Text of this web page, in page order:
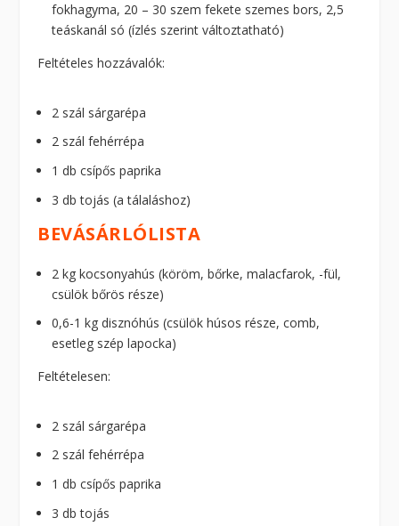
fokhagyma, 20 – 30 szem fekete szemes bors, 2,5
teáskanál só (ízlés szerint változtatható)
Feltételes hozzávalók:
2 szál sárgarépa
2 szál fehérrépa
1 db csípős paprika
3 db tojás (a tálaláshoz)
BEVÁSÁRLÓLISTA
2 kg kocsonyahús (köröm, bőrke, malacfarok, -fül,
csülök bőrös része)
0,6-1 kg disznóhús (csülök húsos része, comb,
esetleg szép lapocka)
Feltételesen:
2 szál sárgarépa
2 szál fehérrépa
1 db csípős paprika
3 db tojás